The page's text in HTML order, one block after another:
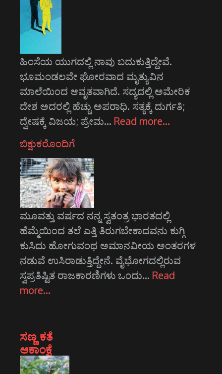
ಹಿಂಸೆಯ ಯುಗದಲ್ಲಿ ನಾವು ಬದುಕುತ್ತಿದ್ದೇವೆ.
ಭೂಮಂಡಲವೇ ಘೋರವಾದ ಮೃತ್ಯುವಿನ
ಮಾಲೆಯಿಂದ ಆವೃತವಾಗಿದೆ. ಸದ್ಯದಲ್ಲಿ ಅಮೇರಿಕ
ದೇಶ ಅದರಲ್ಲಿ ಹೆಚ್ಚು ಅಪರಾಧಿ. ಸತ್ಯಕ್ಕೆ ದುರ್ಗತಿ;
ದ್ವೇಷಕ್ಕೆ ವಿಜಯ; ಪ್ರೇಮ… Read more…
ಬಿಕ್ಷುಕರೊಂದಿಗೆ
ಮೂವತ್ತು ವರ್ಷದ ನನ್ನ ಸ್ವತಂತ್ರ ಭಾರತದಲ್ಲಿ
ಹೆಮ್ಮೆಯಿಂದ ತಲೆ ಎತ್ತಿ ತಿರುಗಬೇಕಾದವನು ಕುಗ್ಗಿ
ಕುಸಿದು ಹೋಗುವಂಥ ಅಮಾನವೀಯ ಅಂತರಗಳ
ನಡುವೆ ಉಸಿರಾಡುತ್ತಿದ್ದೇನೆ. ವೈಭೋಗದಲ್ಲಿರುವ
ಸ್ವಪ್ರತಿಷ್ಟಿತ ರಾಜಕಾರಣಿಗಳು ಒಂದು… Read
more…
ಸಣ್ಣ ಕತೆ
ಆಕಾಂಕ್ಷೆ